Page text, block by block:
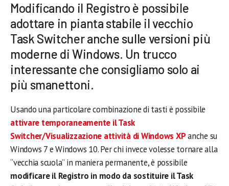
Modificando il Registro è possibile
adottare in pianta stabile il vecchio
Task Switcher anche sulle versioni più
moderne di Windows. Un trucco
interessante che consigliamo solo ai
più smanettoni.
Usando una particolare combinazione di tasti è possibile
attivare temporaneamente il Task
Switcher/Visualizzazione attività di Windows XPanche su
Windows 7 e Windows 10. Per chi invece volesse tornare alla
“vecchia scuola” in maniera permanente, è possibile
modificare il Registro in modo da sostituire il Task